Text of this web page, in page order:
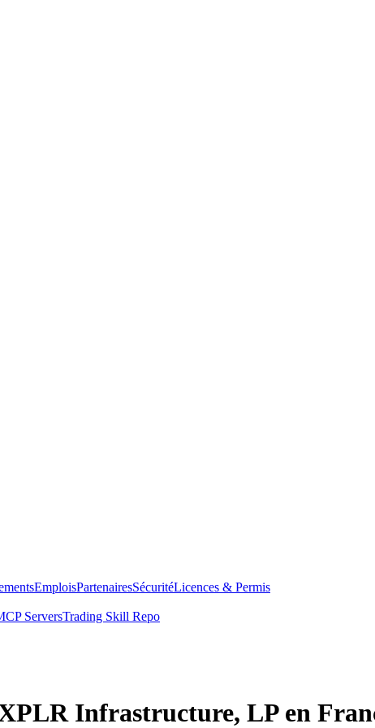
EmploisPartenairesSécuritéLicences & Permis
ServersTrading Skill Repo
Infrastructure, LP en